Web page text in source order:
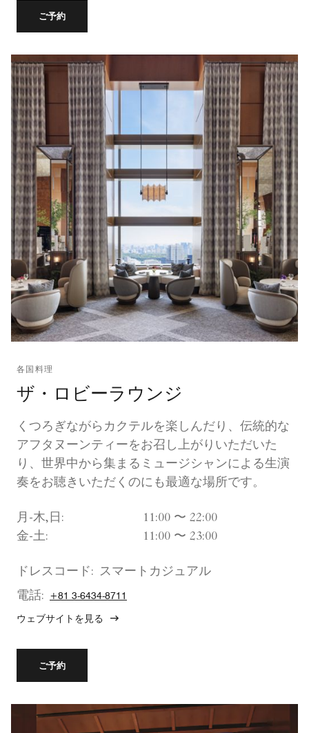
ご予約
各国料理
ザ・ロビーラウンジ
くつろぎながらカクテルを楽しんだり、伝統的な
アフタヌーンティーをお召し上がりいただいた
り、世界中から集まるミュージシャンによる生演
奏をお聴きいただくのにも最適な場所です。
月-木,日:
11:00 〜 22:00
金-土:
11:00 〜 23:00
ドレスコード: スマートカジュアル
電話:
+81 3-6434-8711
ウェブサイトを見る
ご予約